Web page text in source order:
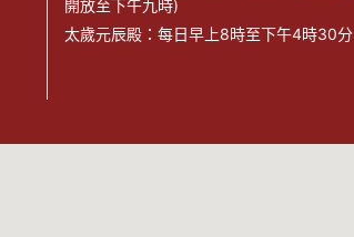
開放至下午九時)
太歲元辰殿：每日早上8時至下午4時30分